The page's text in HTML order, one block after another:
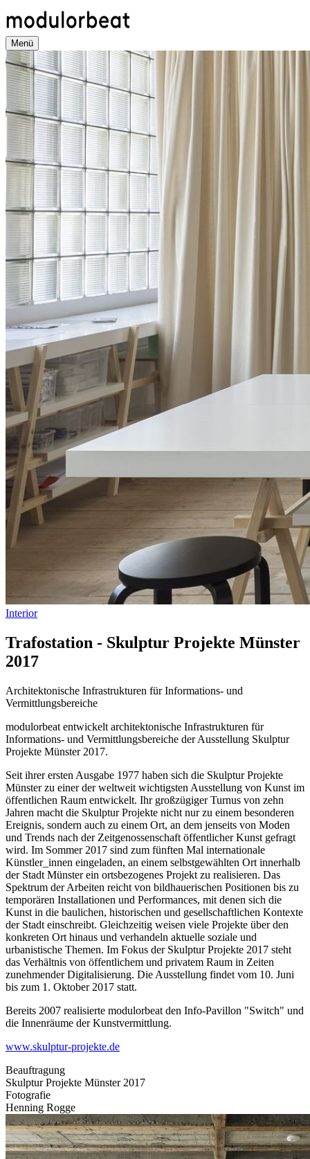
zum
Inhalt
Menü
Interior
Trafostation - Skulptur Projekte Münster
2017
Architektonische Infrastrukturen für Informations- und
Vermittlungsbereiche
modulorbeat entwickelt architektonische Infrastrukturen für
Informations- und Vermittlungsbereiche der Ausstellung Skulptur
Projekte Münster 2017.
Seit ihrer ersten Ausgabe 1977 haben sich die Skulptur Projekte
Münster zu einer der weltweit wichtigsten Ausstellung von Kunst im
öffentlichen Raum entwickelt. Ihr großzügiger Turnus von zehn
Jahren macht die Skulptur Projekte nicht nur zu einem besonderen
Ereignis, sondern auch zu einem Ort, an dem jenseits von Moden
und Trends nach der Zeitgenossenschaft öffentlicher Kunst gefragt
wird. Im Sommer 2017 sind zum fünften Mal internationale
Künstler_innen eingeladen, an einem selbstgewählten Ort innerhalb
der Stadt Münster ein ortsbezogenes Projekt zu realisieren. Das
Spektrum der Arbeiten reicht von bildhauerischen Positionen bis zu
temporären Installationen und Performances, mit denen sich die
Kunst in die baulichen, historischen und gesellschaftlichen Kontexte
der Stadt einschreibt. Gleichzeitig weisen viele Projekte über den
konkreten Ort hinaus und verhandeln aktuelle soziale und
urbanistische Themen. Im Fokus der Skulptur Projekte 2017 steht
das Verhältnis von öffentlichem und privatem Raum in Zeiten
zunehmender Digitalisierung. Die Ausstellung findet vom 10. Juni
bis zum 1. Oktober 2017 statt.
Bereits 2007 realisierte modulorbeat den Info-Pavillon "Switch" und
die Innenräume der Kunstvermittlung.
www.skulptur-projekte.de
Beauftragung
Skulptur Projekte Münster 2017
Fotografie
Henning Rogge